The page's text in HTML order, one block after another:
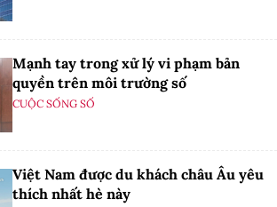
Mạnh tay trong xử lý vi phạm bản
quyền trên môi trường số
CUỘC SỐNG SỐ
Việt Nam được du khách châu Âu yêu
thích nhất hè này